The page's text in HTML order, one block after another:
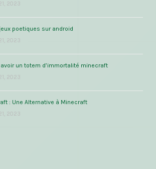
2023
poetiques sur android
2023
un totem d’immortalité minecraft
2023
: Une Alternative à Minecraft
2023